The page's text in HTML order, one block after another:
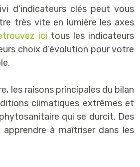
d’indicateurs clés peut vous
très vite en lumière les axes
ici tous les indicateurs
choix d’évolution pour votre
les raisons principales du bilan
climatiques extrêmes et
qui se durcit. Des
apprendre à maîtriser dans les